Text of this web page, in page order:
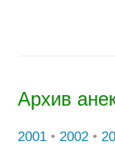
Архив
2001 • 2002 •